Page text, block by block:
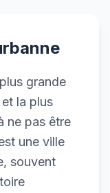
grande
la plus
ne pas être
une ville
souvent